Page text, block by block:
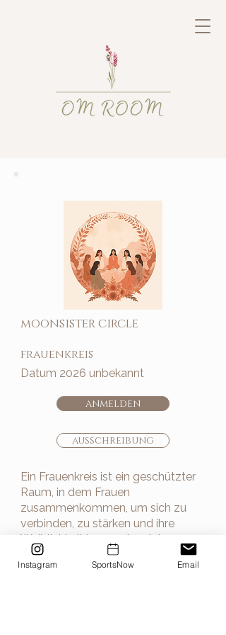
moonsister circle
frauenkreis
Datum 2026 unbekannt
anmelden
ausschreibung
Ein Frauenkreis ist ein geschützter
Raum, in dem Frauen
zusammenkommen, um sich zu
verbinden, zu stärken und ihre
Weiblichkeit bewusst zu leben.
Durch Rituale, Austausch und
gemeinsame Praxis entsteht ein
Instagram SportsNow Email